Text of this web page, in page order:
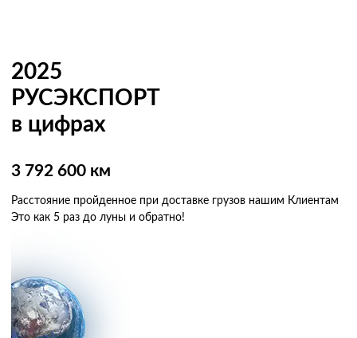
2025
РУСЭКСПОРТ
в цифрах
3 792 600 км
Расстояние пройденное при доставке грузов нашим Клиентам
Это как 5 раз до луны и обратно!